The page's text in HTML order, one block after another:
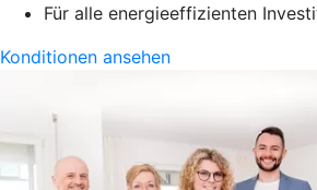
Für alle energieeffizienten
Konditionen ansehen